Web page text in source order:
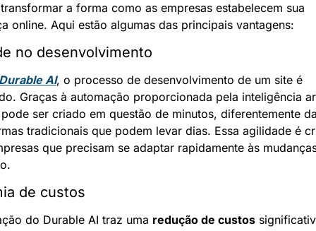
a forma como as empresas estabelecem sua
online. Aqui estão algumas das principais vantagens:
no desenvolvimento
AI, o processo de desenvolvimento de um site é
Graças à automação proporcionada pela inteligência
ser criado em questão de minutos, diferentemente
tradicionais que podem levar dias. Essa agilidade é
que precisam se adaptar rapidamente às
de custos
do Durable AI traz uma redução de custos